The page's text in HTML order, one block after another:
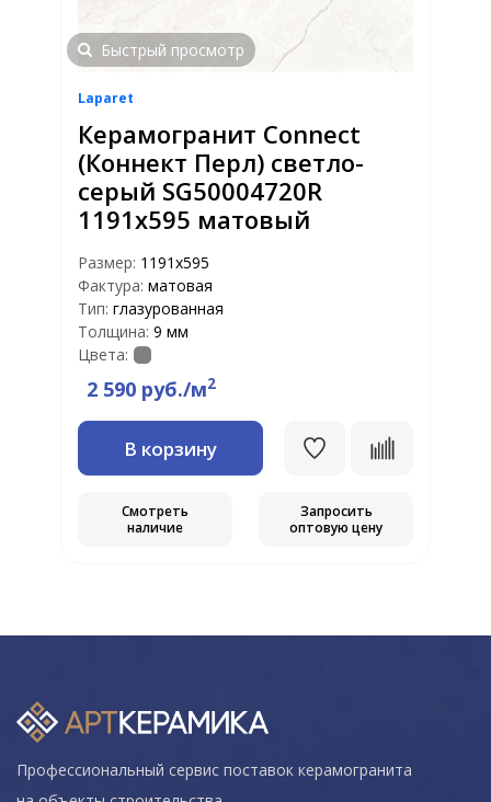
Быстрый просмотр
Laparet
Керамогранит Connect
(Коннект Перл) светло-
серый SG50004720R
1191x595 матовый
Размер: 1191x595
Фактура: матовая
Тип: глазурованная
Толщина: 9 мм
Цвета:
2 590 руб./м2
В корзину
Смотреть
наличие
Запросить
оптовую цену
Профессиональный сервис поставок керамогранита